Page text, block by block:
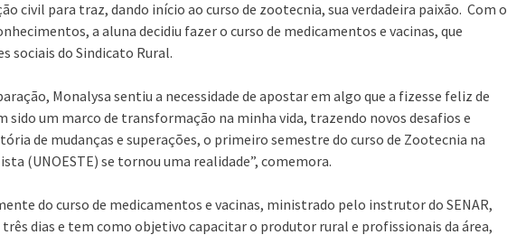
civil para traz, dando início ao curso de zootecnia, sua verdadeira paixão. Com o
a aluna decidiu fazer o curso de medicamentos e vacinas, que
sociais do Sindicato Rural.
Monalysa sentiu a necessidade de apostar em algo que a fizesse feliz de
sido um marco de transformação na minha vida, trazendo novos desafios e
de mudanças e superações, o primeiro semestre do curso de Zootecnia na
(UNOESTE) se tornou uma realidade”, comemora.
do curso de medicamentos e vacinas, ministrado pelo instrutor do SENAR,
três dias e tem como objetivo capacitar o produtor rural e profissionais da área,